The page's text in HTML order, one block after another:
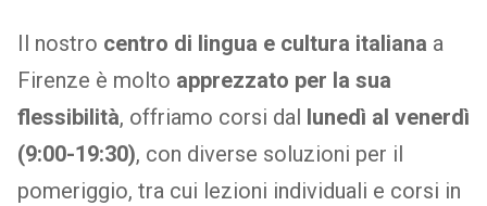
Il nostro centro di lingua e cultura italiana a
Firenze è molto apprezzato per la sua
flessibilità, offriamo corsi dal lunedì al venerdì
(9:00-19:30), con diverse soluzioni per il
pomeriggio, tra cui lezioni individuali e corsi in